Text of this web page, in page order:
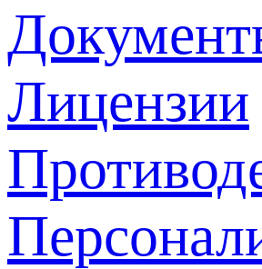
Лицензии